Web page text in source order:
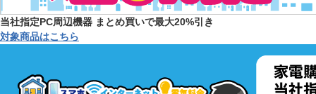
当社指定PC周辺機器 まとめ買いで最大20%引き
対象商品はこちら